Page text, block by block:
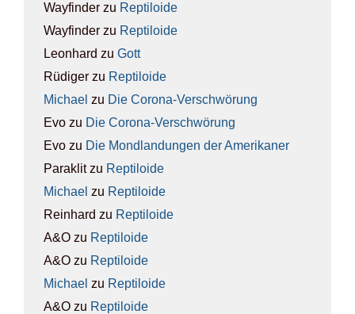
Wayfinder zu Rep­ti­lo­ide
Wayfinder zu Rep­ti­lo­ide
Leonhard zu Gott
Rüdiger zu Rep­ti­lo­ide
Michael zu Die Coro­na-Ver­schwö­rung
Evo zu Die Coro­na-Ver­schwö­rung
Evo zu Die Mond­lan­dun­gen der Ame­ri­ka­ner
Paraklitzu Rep­ti­lo­ide
Michael zu Rep­ti­lo­ide
Reinhard zu Rep­ti­lo­ide
A&O zu Rep­ti­lo­ide
A&O zu Rep­ti­lo­ide
Michael zu Rep­ti­lo­ide
A&O zu Rep­ti­lo­ide